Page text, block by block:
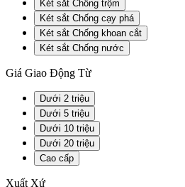
Két sắt Chống trộm
Két sắt Chống cạy phá
Két sắt Chống khoan cắt
Két sắt Chống nước
Giá Giao Động Từ
Dưới 2 triệu
Dưới 5 triệu
Dưới 10 triệu
Dưới 20 triệu
Cao cấp
Xuất Xứ